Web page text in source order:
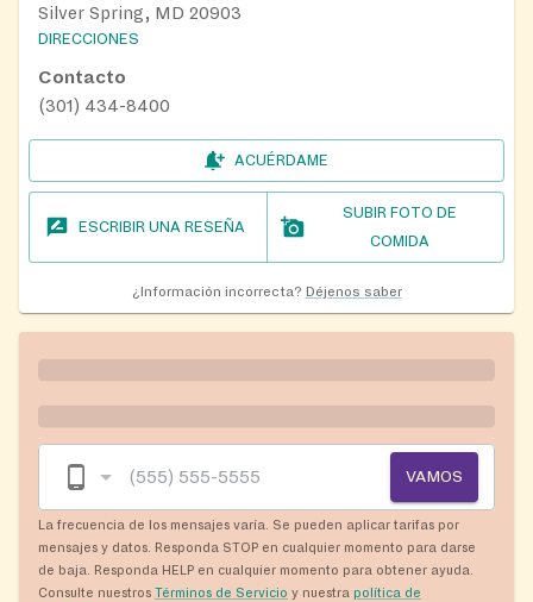
Silver Spring, MD 20903
DIRECCIONES
Contacto
(301) 434-8400
ACUÉRDAME
ESCRIBIR UNA RESEÑA
SUBIR FOTO DE
COMIDA
¿Información incorrecta? Déjenos saber
VAMOS
La frecuencia de los mensajes varía. Se pueden aplicar tarifas por
mensajes y datos. Responda STOP en cualquier momento para darse
de baja. Responda HELP en cualquier momento para obtener ayuda.
Consulte nuestros Términos de Servicio y nuestra política de